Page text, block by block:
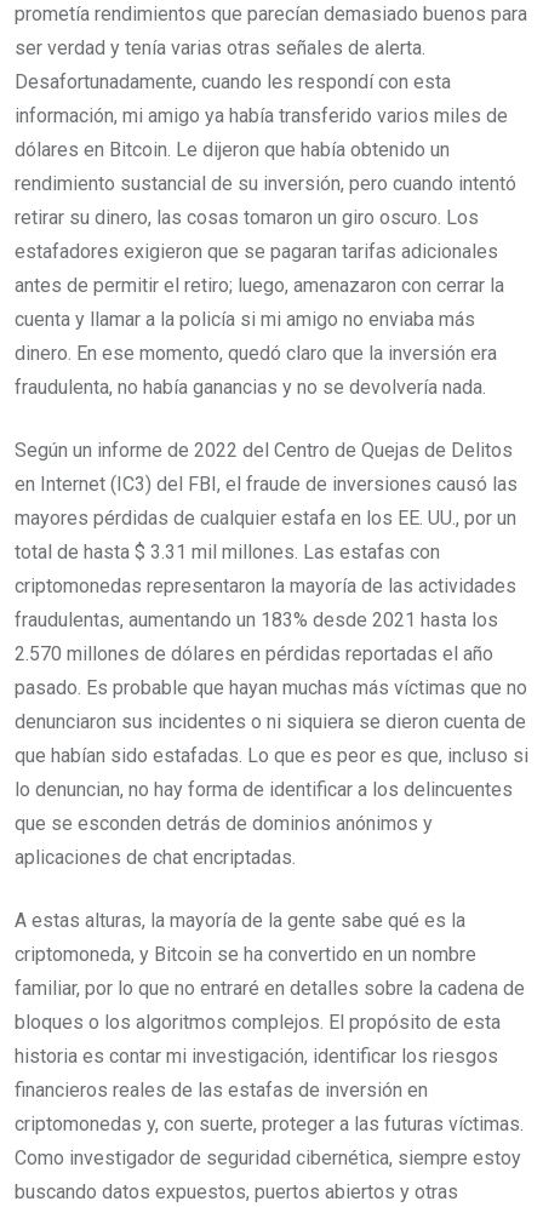
prometía rendimientos que parecían demasiado buenos para
ser verdad y tenía varias otras señales de alerta.
Desafortunadamente, cuando les respondí con esta
información, mi amigo ya había transferido varios miles de
dólares en Bitcoin. Le dijeron que había obtenido un
rendimiento sustancial de su inversión, pero cuando intentó
retirar su dinero, las cosas tomaron un giro oscuro. Los
estafadores exigieron que se pagaran tarifas adicionales
antes de permitir el retiro; luego, amenazaron con cerrar la
cuenta y llamar a la policía si mi amigo no enviaba más
dinero. En ese momento, quedó claro que la inversión era
fraudulenta, no había ganancias y no se devolvería nada.
Según un informe de 2022 del Centro de Quejas de Delitos
en Internet (IC3) del FBI, el fraude de inversiones causó las
mayores pérdidas de cualquier estafa en los EE. UU., por un
total de hasta $ 3.31 mil millones. Las estafas con
criptomonedas representaron la mayoría de las actividades
fraudulentas, aumentando un 183% desde 2021 hasta los
2.570 millones de dólares en pérdidas reportadas el año
pasado. Es probable que hayan muchas más víctimas que no
denunciaron sus incidentes o ni siquiera se dieron cuenta de
que habían sido estafadas. Lo que es peor es que, incluso si
lo denuncian, no hay forma de identificar a los delincuentes
que se esconden detrás de dominios anónimos y
aplicaciones de chat encriptadas.
A estas alturas, la mayoría de la gente sabe qué es la
criptomoneda, y Bitcoin se ha convertido en un nombre
familiar, por lo que no entraré en detalles sobre la cadena de
bloques o los algoritmos complejos. El propósito de esta
historia es contar mi investigación, identificar los riesgos
financieros reales de las estafas de inversión en
criptomonedas y, con suerte, proteger a las futuras víctimas.
Como investigador de seguridad cibernética, siempre estoy
buscando datos expuestos, puertos abiertos y otras